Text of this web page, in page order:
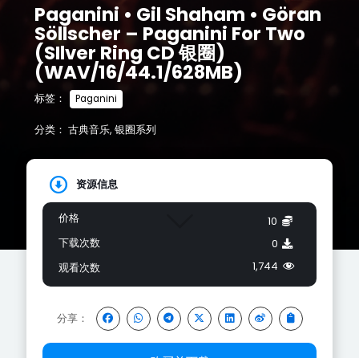
Paganini • Gil Shaham • Göran
Söllscher – Paganini For Two
(SIlver Ring CD 银圈)
(WAV/16/44.1/628MB)
标签： Paganini
分类： 古典音乐, 银圈系列
资源信息
价格
下载次数
观看次数
10
0
1,744
分享：